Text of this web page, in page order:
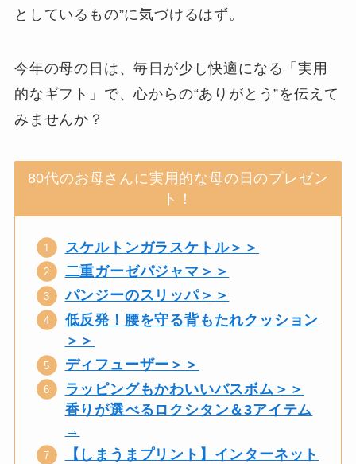
としているもの”に気づけるはず。
今年の母の日は、毎日が少し快適になる「実用
的なギフト」で、心からの“ありがとう”を伝えて
みませんか？
80代のお母さんに実用的な母の日のプレゼン
ト！
スケルトンガラスケトル＞＞
二重ガーゼパジャマ＞＞
パンジーのスリッパ＞＞
低反発！腰を守る背もたれクッション
＞＞
ディフューザー＞＞
ラッピングもかわいいバスボム＞＞
香りが選べるロクシタン＆3アイテム
→
【しまうまプリント】インターネット